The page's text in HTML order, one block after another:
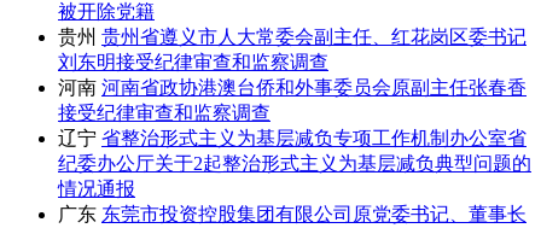
被开除党籍
贵州 贵州省遵义市人大常委会副主任、红花岗区委书记
刘东明接受纪律审查和监察调查
河南 河南省政协港澳台侨和外事委员会原副主任张春香
接受纪律审查和监察调查
辽宁 省整治形式主义为基层减负专项工作机制办公室省
纪委办公厅关于2起整治形式主义为基层减负典型问题的
情况通报
广东 东莞市投资控股集团有限公司原党委书记、董事长